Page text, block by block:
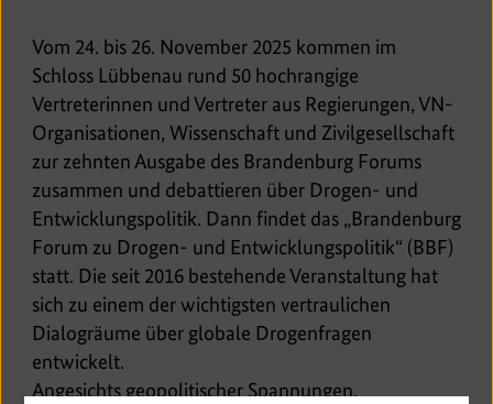
Vom 24. bis 26. November 2025 kommen im
Schloss Lübbenau rund 50 hochrangige
Vertreterinnen und Vertreter aus Regierungen, VN-
Organisationen, Wissenschaft und Zivilgesellschaft
zur zehnten Ausgabe des Brandenburg Forums
zusammen und debattieren über Drogen- und
Entwicklungspolitik. Dann findet das „Brandenburg
Forum zu Drogen- und Entwicklungspolitik“ (BBF)
statt. Die seit 2016 bestehende Veranstaltung hat
sich zu einem der wichtigsten vertraulichen
Dialogräume über globale Drogenfragen
entwickelt.
Angesichts geopolitischer Spannungen,